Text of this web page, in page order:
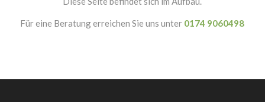
Für eine Beratung erreichen Sie uns unter 0174 9060498